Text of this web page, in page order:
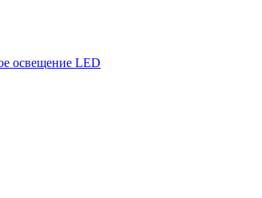
освещение LED